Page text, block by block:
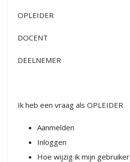
OPLEIDER
DOCENT
DEELNEMER
Ik heb een vraag als OPLEIDER
Aanmelden
Inloggen
Hoe wijzig ik mijn